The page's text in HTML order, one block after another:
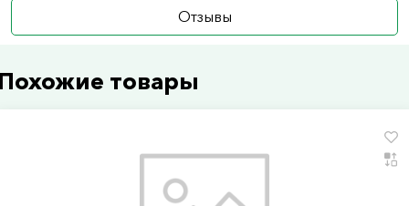
Отзывы
товары